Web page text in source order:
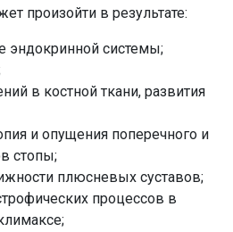
произойти в результате:
эндокринной системы;
в костной ткани, развития
и опущения поперечного и
стопы;
плюсневых суставов;
процессов в